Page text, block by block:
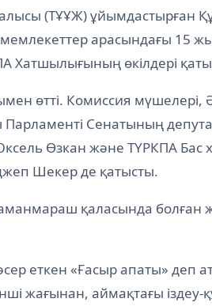
(ТҰҰЖ) ұйымдастырған
арасындағы 15
Хатшылығының өкілдері
өтті. Комиссия
Сенатының
Өзкан және ТҮРКПА
Шекер де қатысты.
қаласында
«Ғасыр апаты» деп
жағынан, аймақтағы